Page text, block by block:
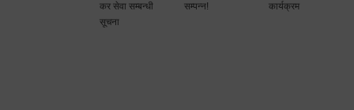
कर सेवा सम्बन्धी
सूचना
सम्पन्न!
कार्यक्रम